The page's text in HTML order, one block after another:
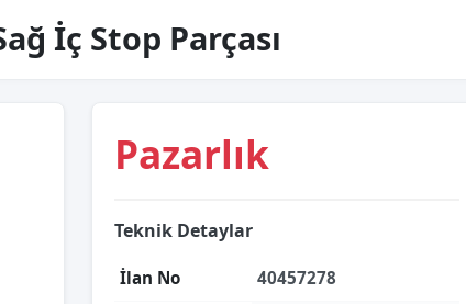
İç Stop Parçası
Pazarlık
Teknik Detaylar
İlan No 40457278